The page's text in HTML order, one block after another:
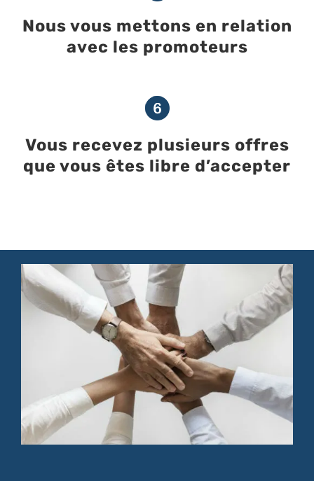
Nous vous mettons en relation
avec les promoteurs
Vous recevez plusieurs offres
que vous êtes libre d’accepter